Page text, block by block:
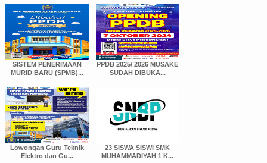
SISTEM PENERIMAAN
MURID BARU (SPMB)...
PPDB 2025/ 2026 MUSAKE
SUDAH DIBUKA...
Lowongan Guru Teknik
Elektro dan Gu...
23 SISWA SISWI SMK
MUHAMMADIYAH 1 K...